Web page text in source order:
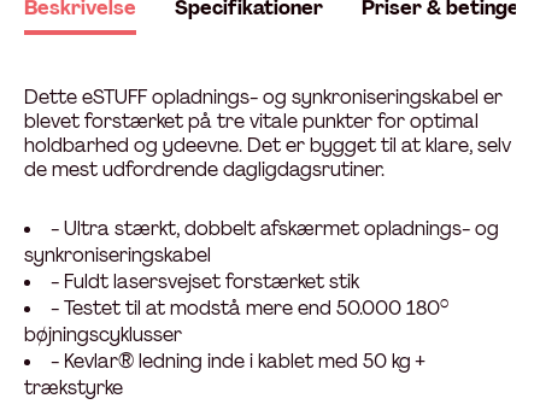
Beskrivelse Specifikationer Priser &
Dette eSTUFF opladnings- og synkroniseringskabel er
blevet forstærket på tre vitale punkter for optimal
holdbarhed og ydeevne. Det er bygget til at klare, selv
de mest udfordrende dagligdagsrutiner.
- Ultra stærkt, dobbelt afskærmet opladnings- og
synkroniseringskabel
- Fuldt lasersvejset forstærket stik
- Testet til at modstå mere end 50.000 180°
bøjningscyklusser
- Kevlar® ledning inde i kablet med 50 kg +
trækstyrke